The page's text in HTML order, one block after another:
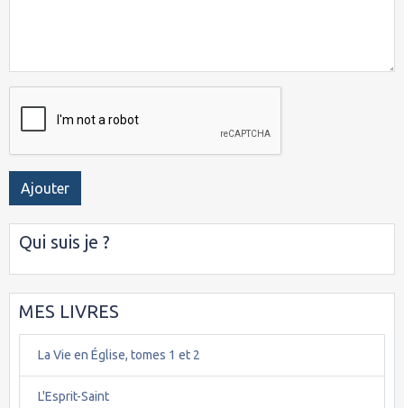
Ajouter
Qui suis je ?
MES LIVRES
La Vie en Église, tomes 1 et 2
L'Esprit-Saint